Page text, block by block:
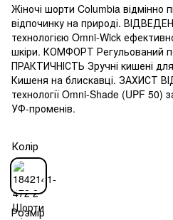
Жіночі шорти Columbia відмінно
відпочинку на природі.
технологією Omni-Wick
шкіри. КОМФОРТ Регульований
ПРАКТИЧНІСТЬ Зручні кишені
Кишеня на блискавці. ЗАХИСТ
технології Omni-Shade (UPF 50)
УФ-променів.
Колір
Розмір